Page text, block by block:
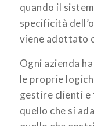
quando il
specificità
viene adottato
Ogni azienda
le proprie
gestire clienti e
quello che si